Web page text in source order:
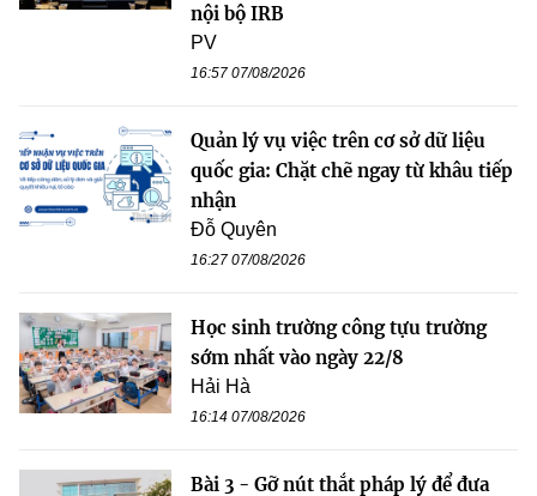
nội bộ IRB
PV
16:57 07/08/2026
Quản lý vụ việc trên cơ sở dữ liệu
quốc gia: Chặt chẽ ngay từ khâu tiếp
nhận
Đỗ Quyên
16:27 07/08/2026
Học sinh trường công tựu trường
sớm nhất vào ngày 22/8
Hải Hà
16:14 07/08/2026
Bài 3 - Gỡ nút thắt pháp lý để đưa